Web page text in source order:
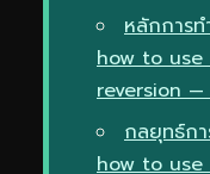
หลักการ
how to use
reversion —
กลยุทธ์ก
how to use